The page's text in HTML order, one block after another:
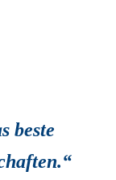
beste